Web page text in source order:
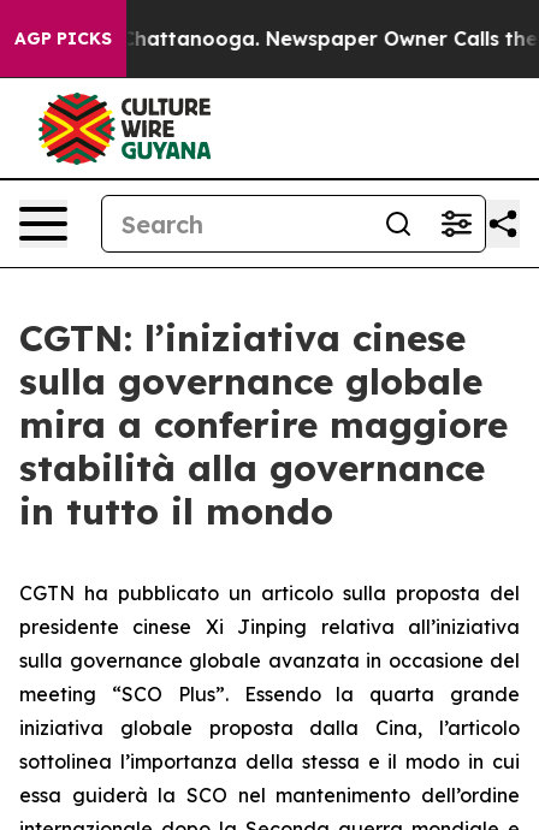
AGP PICKS
in Chattanooga. Newspaper Owner Calls the
CGTN: l’iniziativa cinese
sulla governance globale
mira a conferire maggiore
stabilità alla governance
in tutto il mondo
CGTN ha pubblicato un articolo sulla proposta del
presidente cinese Xi Jinping relativa all’iniziativa
sulla governance globale avanzata in occasione del
meeting “SCO Plus”. Essendo la quarta grande
iniziativa globale proposta dalla Cina, l’articolo
sottolinea l’importanza della stessa e il modo in cui
essa guiderà la SCO nel mantenimento dell’ordine